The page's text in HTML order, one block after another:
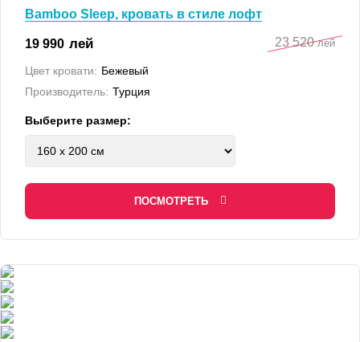
Bamboo Sleep, кровать в стиле лофт
19 990 лей 23 520 лей
Цвет кровати: Бежевый
Производитель: Турция
Выберите размер:
ПОСМОТРЕТЬ